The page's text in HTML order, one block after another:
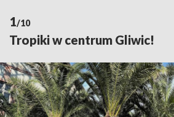
1/10
Tropiki w centrum Gliwic!